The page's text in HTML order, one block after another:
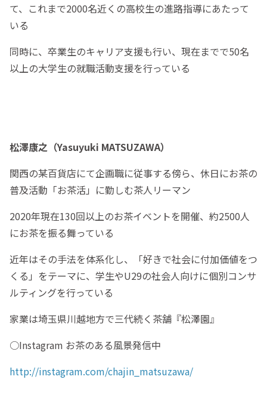
て、これまで2000名近くの高校生の進路指導にあたって
いる
同時に、卒業生のキャリア支援も行い、現在までで50名
以上の大学生の就職活動支援を行っている
松澤康之（Yasuyuki MATSUZAWA）
関西の某百貨店にて企画職に従事する傍ら、休日にお茶の
普及活動「お茶活」に勤しむ茶人リーマン
2020年現在130回以上のお茶イベントを開催、約2500人
にお茶を振る舞っている
近年はその手法を体系化し、「好きで社会に付加価値をつ
くる」をテーマに、学生やU29の社会人向けに個別コンサ
ルティングを行っている
家業は埼玉県川越地方で三代続く茶舗『松澤園』
○Instagram お茶のある風景発信中
http://instagram.com/chajin_matsuzawa/